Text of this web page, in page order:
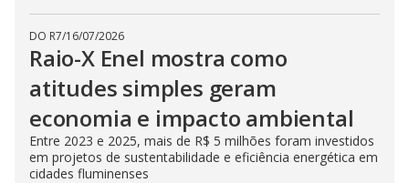
DO R7/16/07/2026
Raio-X Enel mostra como
atitudes simples geram
economia e impacto ambiental
Entre 2023 e 2025, mais de R$ 5 milhões foram investidos
em projetos de sustentabilidade e eficiência energética em
cidades fluminenses